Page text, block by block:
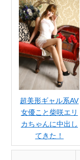
超美形ギャル系AV
女優こと柴咲エリ
カちゃんに中出し
てきた！